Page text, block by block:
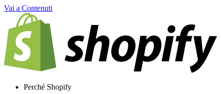
Vai a Contenuti
Perché Shopify